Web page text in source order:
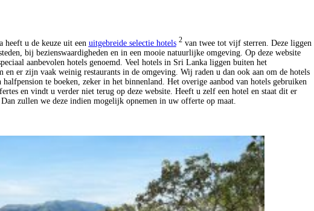
heeft u de keuze uit een uitgebreide selectie hotels 2van twee tot vijf sterren. Deze liggen
bij bezienswaardigheden en in een mooie natuurlijke omgeving. Op deze website
aanbevolen hotels genoemd. Veel hotels in Sri Lanka liggen buiten het
en er zijn vaak weinig restaurants in de omgeving. Wij raden u dan ook aan om de hotels
halfpension te boeken, zeker in het binnenland. Het overige aanbod van hotels gebruiken
en vindt u verder niet terug op deze website. Heeft u zelf een hotel en staat dit er
Dan zullen we deze indien mogelijk opnemen in uw offerte op maat.